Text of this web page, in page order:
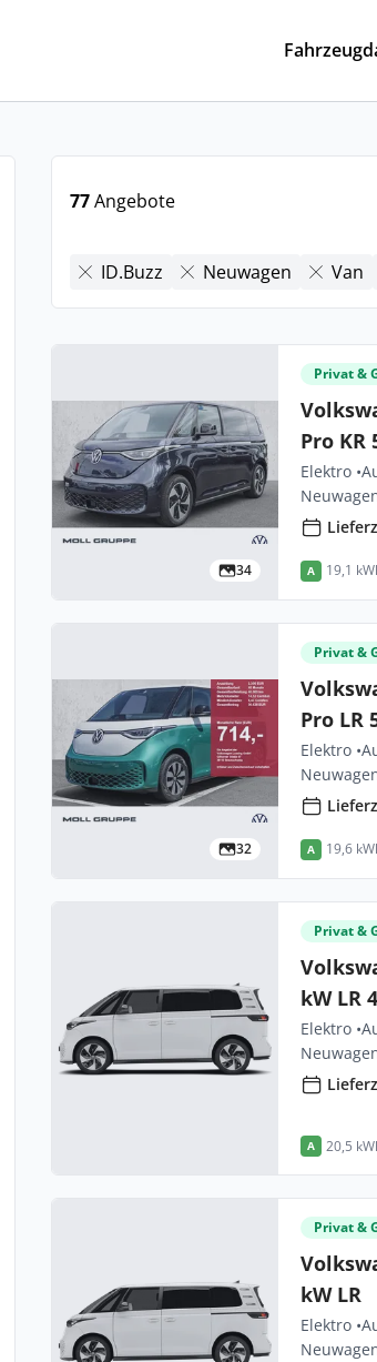
77Angebote
ID.Buzz Neuwagen Van
34
Privat &
Pro KR
Elektro •
A 19,1
32
Privat &
Pro LR
Elektro •
A 19,6
Privat &
kW LR
Elektro •
A 20,5
Privat &
kW LR
Elektro •